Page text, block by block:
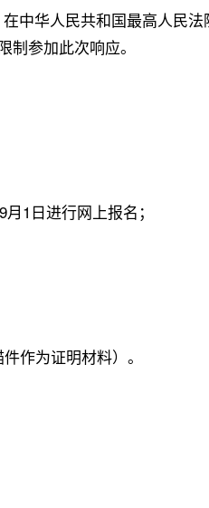
中华人民共和国最高人民
参加此次响应。
1日进行网上报名；
作为证明材料）。